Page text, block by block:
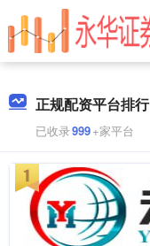
正规配资平台排行
已收录999+家平台